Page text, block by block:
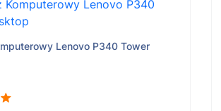
Lenovo P340 Tower